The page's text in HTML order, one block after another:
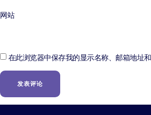
网站
在此浏览器中保存我的显示名称、邮箱地址